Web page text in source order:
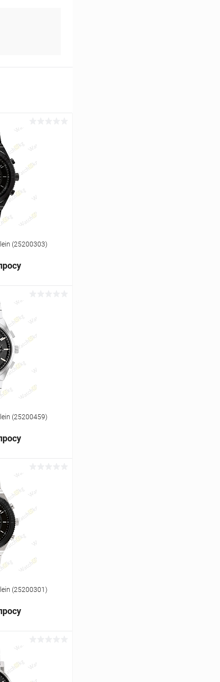
(25200303)
цену
Сравнение
Под заказ
(25200459)
цену
Сравнение
Под заказ
(25200301)
цену
Сравнение